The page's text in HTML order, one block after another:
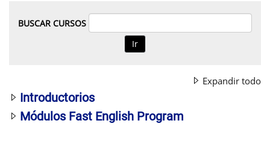
BUSCAR CURSOS
Ir
Expandir todo
Introductorios
Módulos Fast English Program